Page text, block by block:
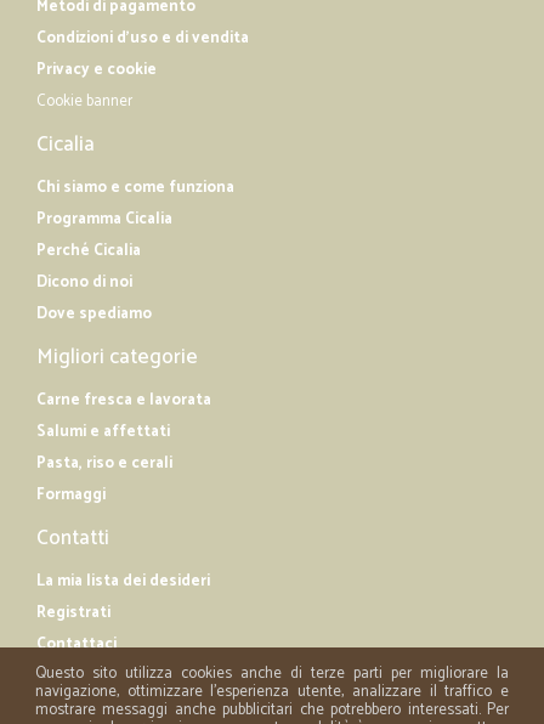
Metodi di pagamento
Condizioni d'uso e di vendita
Privacy e cookie
Cookie banner
Cicalia
Chi siamo e come funziona
Programma Cicalia
Perché Cicalia
Dicono di noi
Dove spediamo
Migliori categorie
Carne fresca e lavorata
Salumi e affettati
Pasta, riso e cerali
Formaggi
Contatti
La mia lista dei desideri
Registrati
Contattaci
Questo sito utilizza cookies anche di terze parti per migliorare la
navigazione, ottimizzare l'esperienza utente, analizzare il traffico e
mostrare messaggi anche pubblicitari che potrebbero interessati. Per